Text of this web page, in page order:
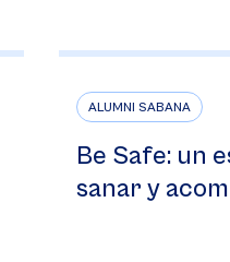
ALUMNI SABANA
Be Safe: un
sanar y